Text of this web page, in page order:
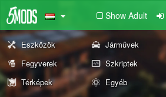
Show Adult
Eszközök Járművek
Fegyverek
Szkriptek
Térképek
Egyéb